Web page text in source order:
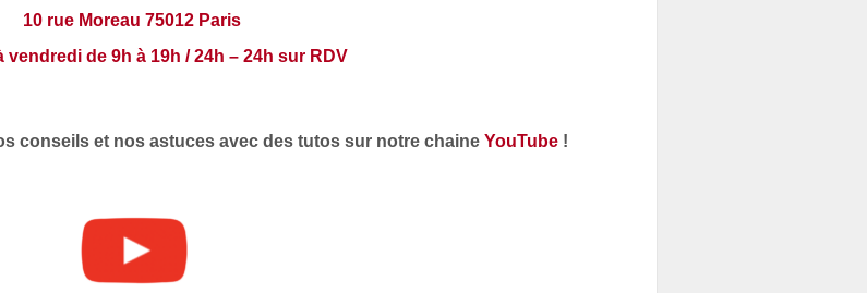
10 rue Moreau 75012 Paris
vendredi de 9h à 19h / 24h – 24h sur RDV
conseils et nos astuces avec des tutos sur notre chaine YouTube !